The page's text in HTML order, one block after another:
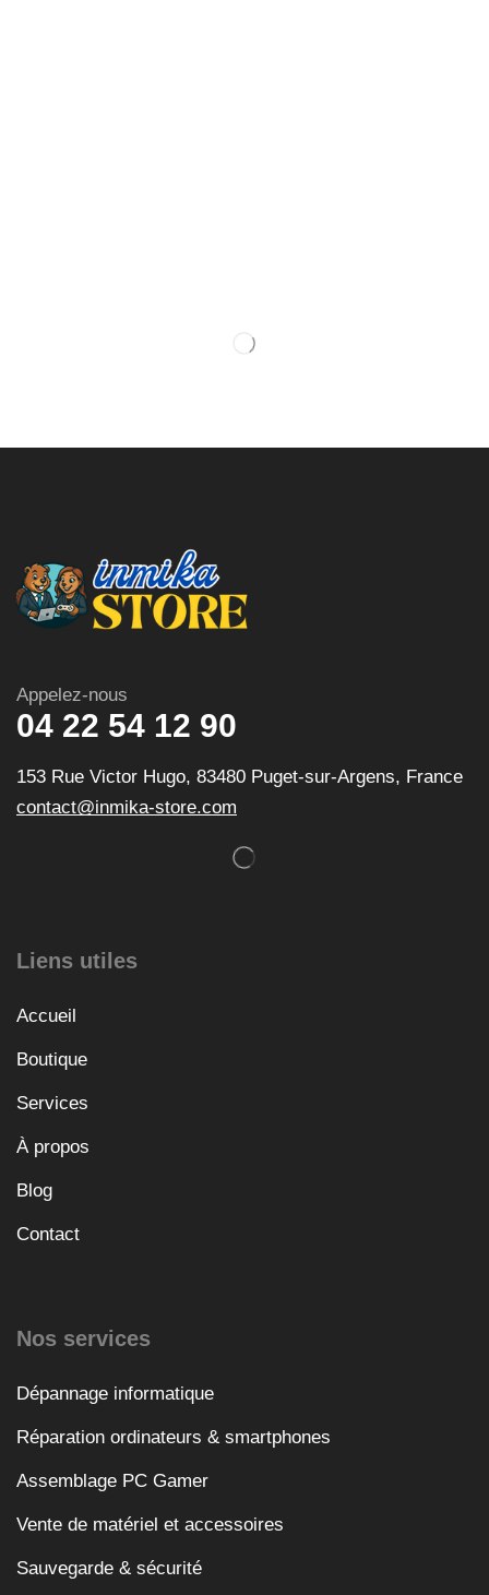
Appelez-nous
04 22 54 12 90
153 Rue Victor Hugo, 83480 Puget-sur-Argens, France
contact@inmika-store.com
Liens utiles
Accueil
Boutique
Services
À propos
Blog
Contact
Nos services
Dépannage informatique
Réparation ordinateurs & smartphones
Assemblage PC Gamer
Vente de matériel et accessoires
Sauvegarde & sécurité